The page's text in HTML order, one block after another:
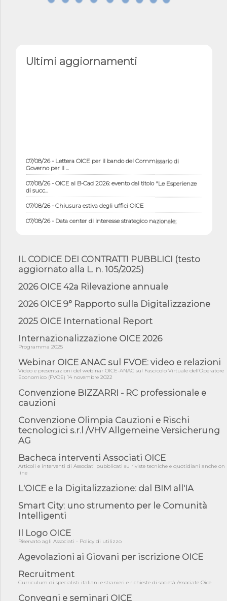
Ultimi aggiornamenti
07/08/26 - Lettera OICE per il bando del Commissario di
Governo per il ...
07/08/26 - OICE al B-Cad 2026: evento dal titolo "Le Esperienze
di succ...
07/08/26 - Chiusura estiva degli uffici OICE
07/08/26 - Data center di interesse strategico nazionale;
interventi pe...
07/08/26 - Ponte sullo Stretto di Messina: deliberata la
sussistenza di...
07/08/26 - Tunnel Brennero, dal Cipess via libera al quinto lotto
06/08/26 - Istat, produzione industriale in calo dell'1% a giugno,
con ...
riqualificazione sism...
06/08/26 - CdM: approvato il d.lgs. di adeguamento all’AI Act in
06/08/26 - DDL delegazione europea in Cdm per recepimento
norme UE in m...
05/08/26 - DL Infrastrutture e PNRR è legge: approvata oggi la
fiducia...
05/08/26 - Focus OICE sul DDL di riforma della responsabilità
05/08/26 - Anac: pubblicata la Relazione illustrativa al Bando tipo
2 s...
05/08/26 - SAVE THE DATE: Assemblea Pubblica Confindustria
Professioni ...
05/08/26 - Successo OICE per il bando della Città metropolitana
di Reg...
05/08/26 - Lettera OICE per il bando della Giunta Regionale della
Campa...
04/08/26 - DL PA: previste cancellazioni da elenchi professionisti
per ...
04/08/26 - International Sustainable Buildings Competition -
COP31, An...
04/08/26 - CdS, project financing: progetto di fattibilità da
IL CODICE DEI CONTRATTI PUBBLICI (testo
aggiornato alla L. n. 105/2025)
2026 OICE 42a Rilevazione annuale
2026 OICE 9° Rapporto sulla Digitalizzazione
2025 OICE International Report
Internazionalizzazione OICE 2026
Programma 2025
Webinar OICE ANAC sul FVOE: video e relazioni
Video e presentazioni del webinar OICE-ANAC sul Fascicolo Virtuale dell'Operatore
Economico (FVOE) 14 novembre 2022
Convenzione BIZZARRI - RC professionale e
cauzioni
Convenzione Olimpia Cauzioni e Rischi
tecnologici s.r.l /VHV Allgemeine Versicherung
AG
Bacheca interventi Associati OICE
Articoli e interventi di Associati pubblicati su riviste tecniche e quotidiani anche on
line
L'OICE e la Digitalizzazione: dal BIM all'IA
Smart City: uno strumento per le Comunità
Intelligenti
Il Logo OICE
Riservato agli Associati - Policy di utilizzo
Agevolazioni ai Giovani per iscrizione OICE
Recruitment
Curriculum di specialisti italiani e stranieri e richieste di società Associate Oice
Convegni e seminari OICE